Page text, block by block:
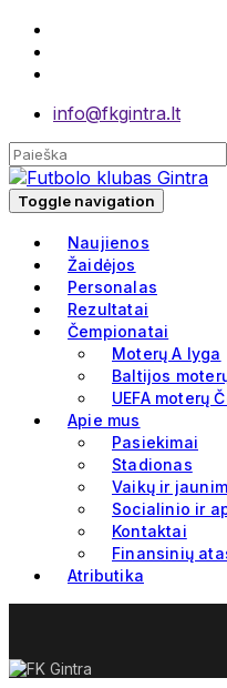
info@fkgintra.lt
Toggle navigation
Naujienos
Žaidėjos
Personalas
Rezultatai
Čempionatai
Moterų A lyga
Baltijos
UEFA moterų
Apie mus
Pasiekimai
Stadionas
Vaikų ir
Socialinio ir
Kontaktai
Finansinių
Atributika